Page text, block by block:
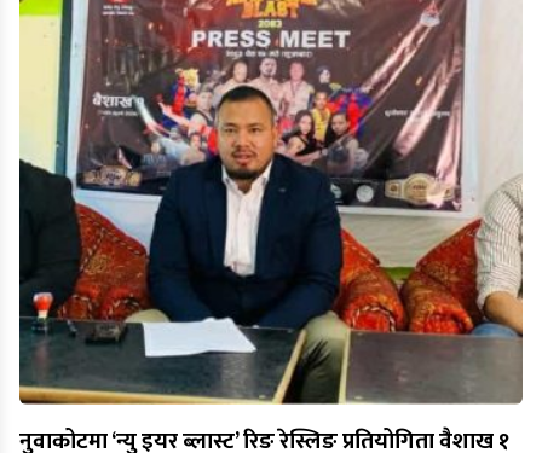
नुवाकोटमा ‘न्यु इयर ब्लास्ट’ रिङ रेस्लिङ प्रतियोगिता वैशाख १